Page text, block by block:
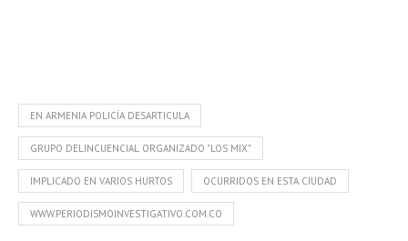
EN ARMENIA POLICÍA DESARTICULA
GRUPO DELINCUENCIAL ORGANIZADO "LOS MIX"
IMPLICADO EN VARIOS HURTOS OCURRIDOS EN ESTA CIUDAD
WWW.PERIODISMOINVESTIGATIVO.COM.CO